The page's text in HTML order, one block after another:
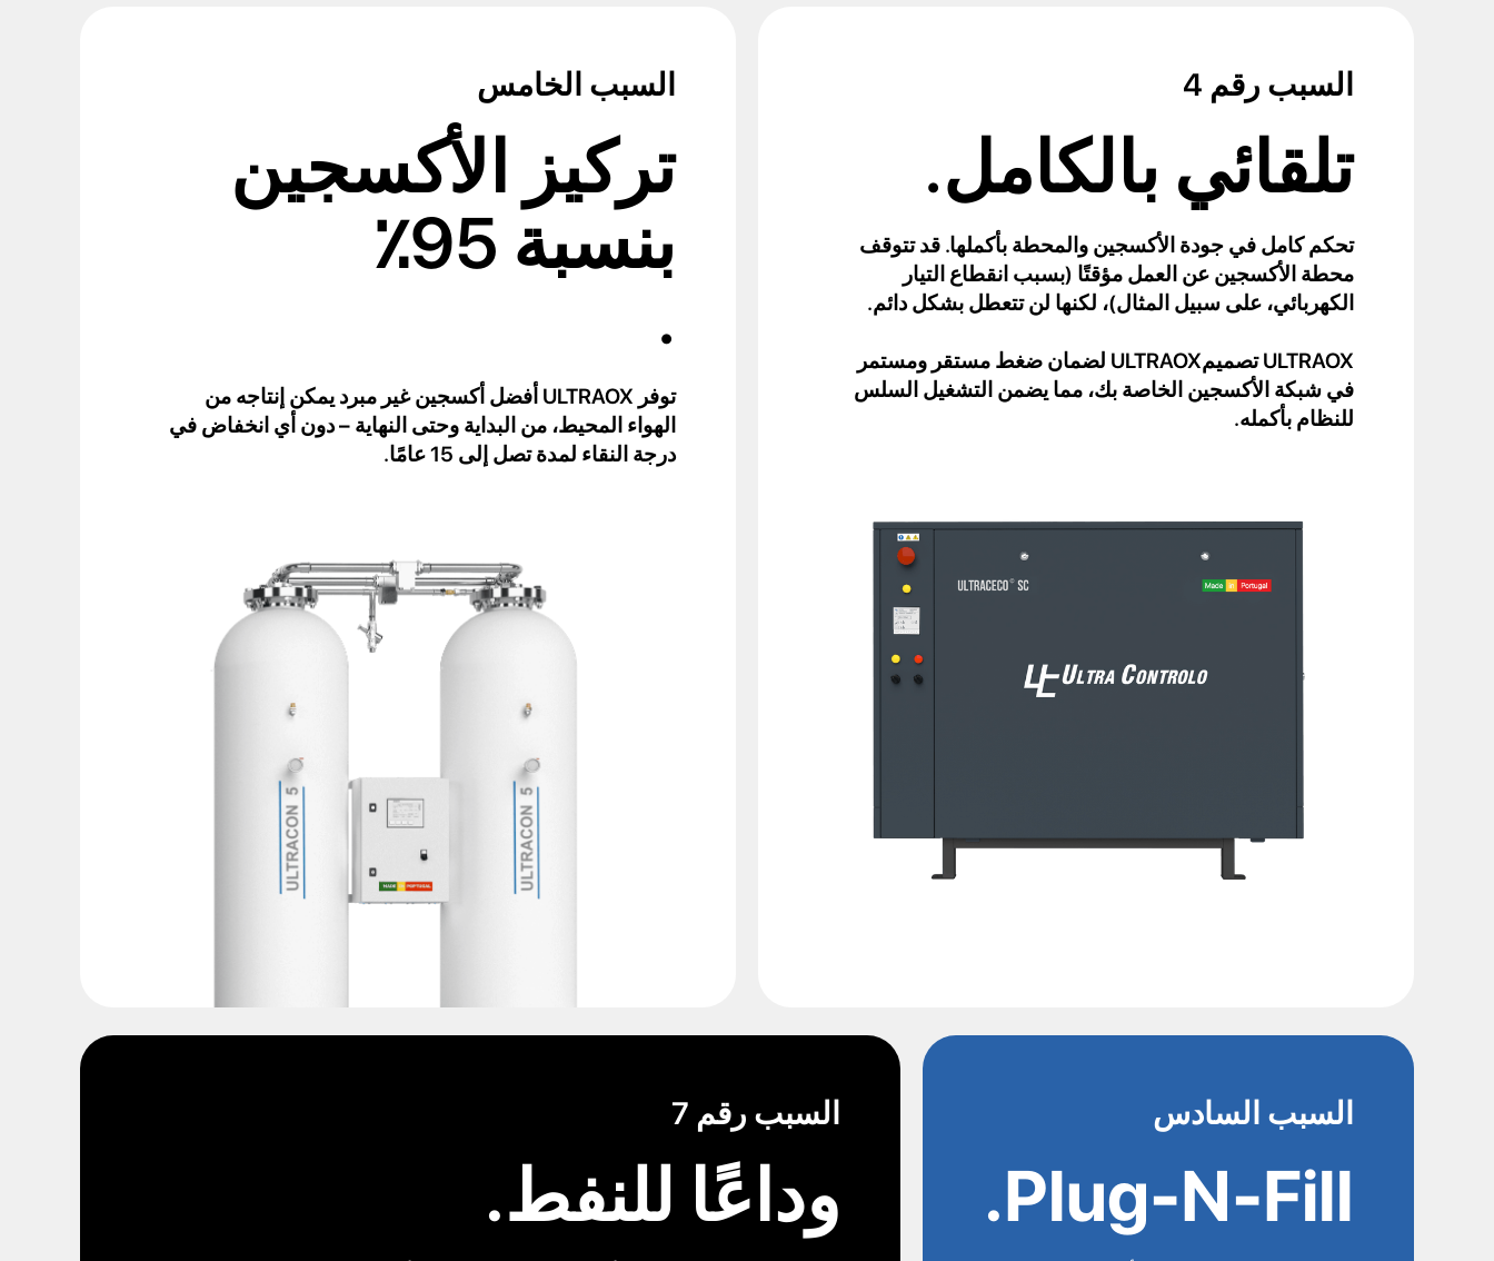
السبب رقم 4
تلقائي بالكامل.
تحكم كامل في جودة الأكسجين والمحطة بأكملها. قد تتوقف
محطة الأكسجين عن العمل مؤقتًا (بسبب انقطاع التيار
الكهربائي، على سبيل المثال)، لكنها لن تتعطل بشكل دائم.
ULTRAOX تصميمULTRAOX لضمان ضغط مستقر ومستمر
في شبكة الأكسجين الخاصة بك، مما يضمن التشغيل السلس
للنظام بأكمله.
السبب الخامس
تركيز الأكسجين
بنسبة 95٪
.
توفر ULTRAOX أفضل أكسجين غير مبرد يمكن إنتاجه من
الهواء المحيط، من البداية وحتى النهاية – دون أي انخفاض في
درجة النقاء لمدة تصل إلى 15 عامًا.
السبب السادس
Plug-N-Fill.
السبب رقم 7
وداعًا للنفط.